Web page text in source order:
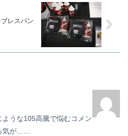
レスパン
うな105高騰で悩むコメン
気が……